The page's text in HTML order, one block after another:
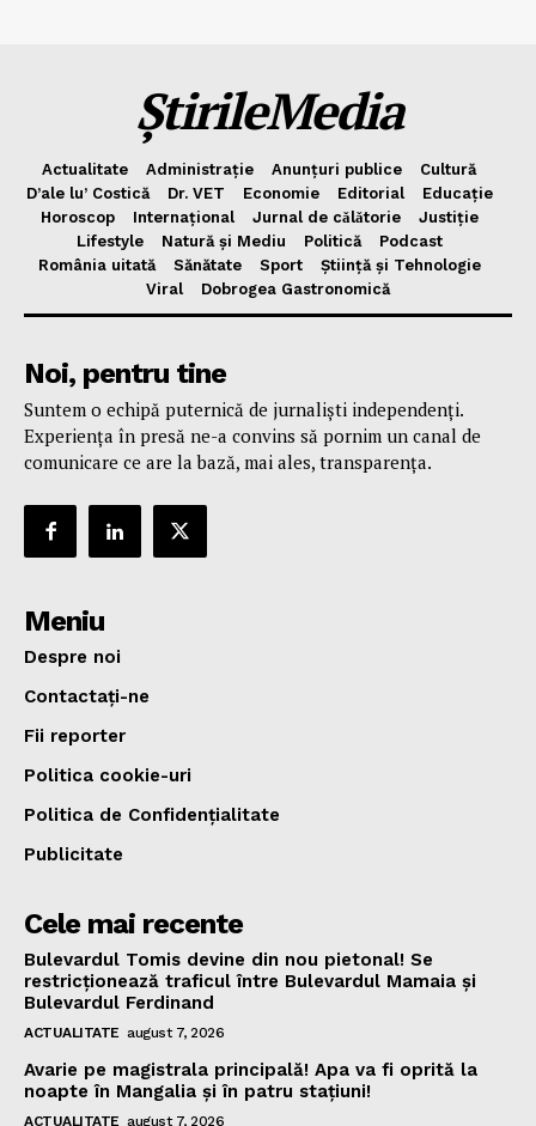
ȘtirileMedia
Actualitate Administrație Anunțuri publice
Cultură
D’ale lu’ Costică
Dr. VET Economie Editorial
Educație
Horoscop
Internațional Jurnal de cǎlǎtorie
Justiție
Lifestyle
Natură și Mediu Politică
Podcast
România uitată
Sănătate Sport
Știință și Tehnologie
Viral
Dobrogea Gastronomică
Noi, pentru tine
Suntem o echipă puternică de jurnaliști independenți.
Experiența în presă ne-a convins să pornim un canal de
comunicare ce are la bază, mai ales, transparența.
Meniu
Despre noi
Contactați-ne
Fii reporter
Politica cookie-uri
Politica de Confidențialitate
Publicitate
Cele mai recente
Bulevardul Tomis devine din nou pietonal! Se
restricționează traficul între Bulevardul Mamaia și
Bulevardul Ferdinand
ACTUALITATE august 7, 2026
Avarie pe magistrala principală! Apa va fi oprită la
noapte în Mangalia și în patru stațiuni!
ACTUALITATE august 7, 2026